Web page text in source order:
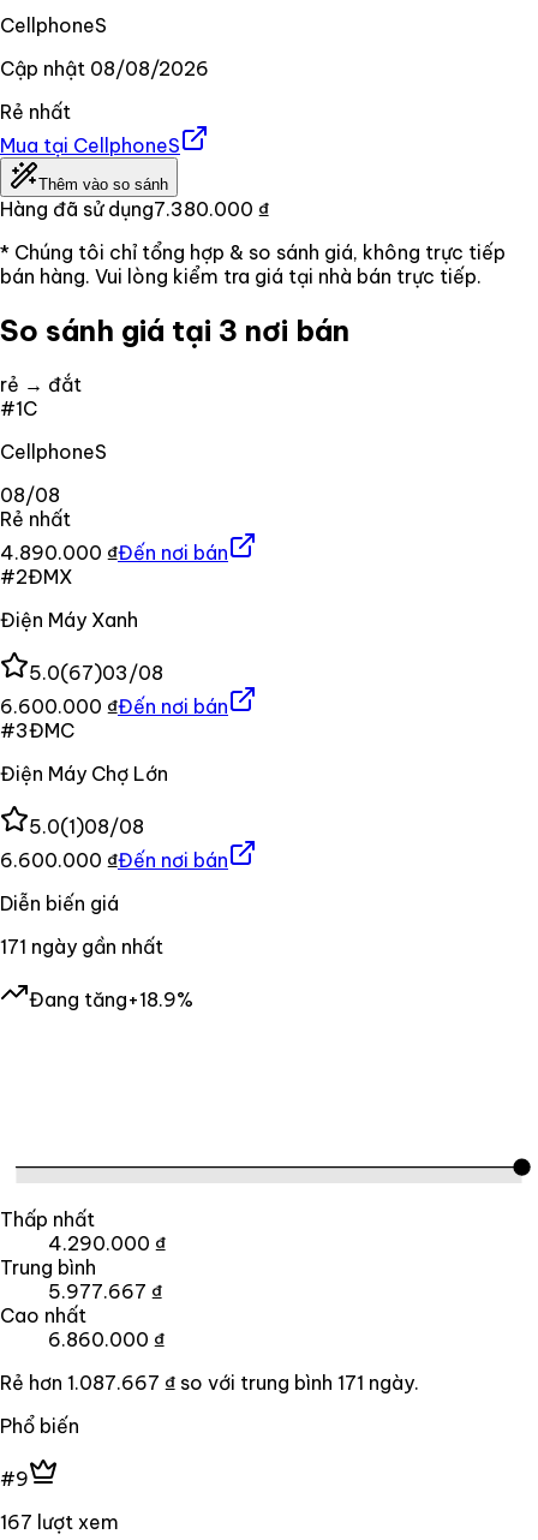
CellphoneS
Cập nhật 08/08/2026
Rẻ nhất
Mua tại CellphoneS
Thêm vào so sánh
Hàng đã sử dụng7.380.000 ₫
* Chúng tôi chỉ tổng hợp & so sánh giá, không trực tiếp
bán hàng. Vui lòng kiểm tra giá tại nhà bán trực tiếp.
So sánh giá tại 3 nơi bán
rẻ → đắt
#1C
CellphoneS
08/08
Rẻ nhất
4.890.000 ₫Đến nơi bán
#2ĐMX
Điện Máy Xanh
5.0(67)03/08
6.600.000 ₫Đến nơi bán
#3ĐMC
Điện Máy Chợ Lớn
5.0(1)08/08
6.600.000 ₫Đến nơi bán
Diễn biến giá
171 ngày gần nhất
Đang tăng+18.9%
Thấp nhất
4.290.000 ₫
Trung bình
5.977.667 ₫
Cao nhất
6.860.000 ₫
Rẻ hơn 1.087.667 ₫ so với trung bình 171 ngày.
Phổ biến
#9
167 lượt xem